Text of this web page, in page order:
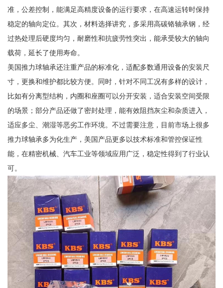
准，公差控制，能满足高精度设备的运行要求，在高速运转时保持
稳定的轴向定位。其次，材料选择讲究，多采用高碳铬轴承钢，经
过热处理后硬度均匀，耐磨性和抗疲劳性突出，能承受较大的轴向
载荷，延长了使用寿命。
美国推力球轴承还注重产品的标准化，适配多数通用设备的安装尺
寸，更换和维护都比较方便。同时，针对不同工况有多样的设计，
比如有分离型结构，内圈和座圈可以分开安装，适合安装空间受限
的场景；部分产品还做了密封处理，能有效阻挡灰尘和杂质进入，
适应多尘、潮湿等恶劣工作环境。不过需要注意，目前市场上很多
推力球轴承多为化生产，美国产品更多以技术标准和管控保证性
能，在精密机械、汽车工业等领域应用广泛，稳定性得到了行业认
可。